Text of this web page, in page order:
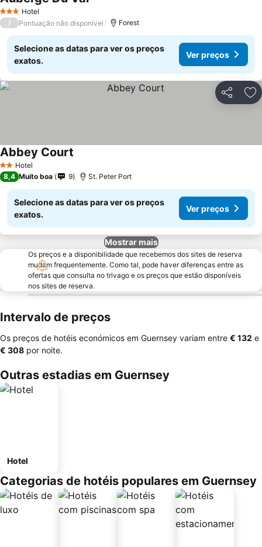
3 EstrelasHotel
/ Pontuação não disponível Forest
Selecione as datas para ver os preços
exatos.
Ver preços
Partilhar
2 Estrelas
Hotel
Abbey Court
8,4 Muito boa 9 St. Peter Port
Selecione as datas para ver os preços
exatos.
Ver preços
Mostrar mais
Os preços e a disponibilidade que recebemos dos sites de reserva
mudam frequentemente. Como tal, pode haver diferenças entre as
ofertas que consulta no trivago e os preços que estão disponíveis
nos sites de reserva.
Intervalo de preços
Os preços de hotéis económicos em Guernsey variam entre ‎€ 132 e
‎€ 308 por noite.
Outras estadias em Guernsey
Hotel
Categorias de hotéis populares em Guernsey